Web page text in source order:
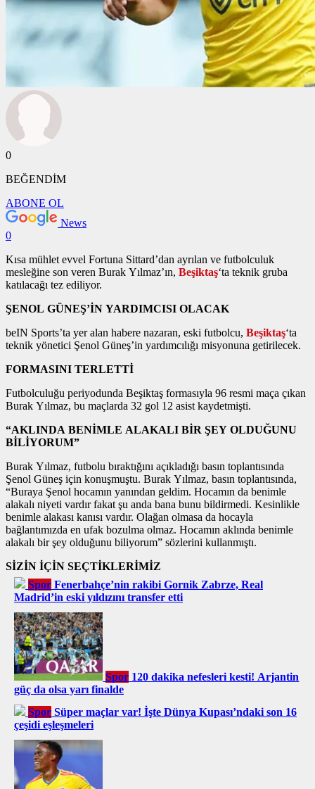
0
BEĞENDİM
ABONE OL
News
0
Kısa mühlet evvel Fortuna Sittard’dan ayrılan ve futbolculuk
mesleğine son veren Burak Yılmaz’ın, Beşiktaş‘ta teknik gruba
katılacağı tez ediliyor.
ŞENOL GÜNEŞ’İN YARDIMCISI OLACAK
beIN Sports’ta yer alan habere nazaran, eski futbolcu, Beşiktaş‘ta
teknik yönetici Şenol Güneş’in yardımcılığı misyonuna getirilecek.
FORMASINI TERLETTİ
Futbolculuğu periyodunda Beşiktaş formasıyla 96 resmi maça çıkan
Burak Yılmaz, bu maçlarda 32 gol 12 asist kaydetmişti.
“AKLINDA BENİMLE ALAKALI BİR ŞEY OLDUĞUNU
BİLİYORUM”
Burak Yılmaz, futbolu bıraktığını açıkladığı basın toplantısında
Şenol Güneş için konuşmuştu. Burak Yılmaz, basın toplantısında,
“Buraya Şenol hocamın yanından geldim. Hocamın da benimle
alakalı niyeti vardır fakat şu anda bana bunu bildirmedi. Kesinlikle
benimle alakası kanısı vardır. Olağan olmasa da hocayla
bağlantımızda en ufak bozulma olmaz. Hocamın aklında benimle
alakalı bir şey olduğunu biliyorum” sözlerini kullanmıştı.
SİZİN İÇİN SEÇTİKLERİMİZ
Spor Fenerbahçe’nin rakibi Gornik Zabrze, Real
Madrid’in eski yıldızını transfer etti
Spor 120 dakika nefesleri kesti! Arjantin
güç da olsa yarı finalde
Spor Süper maçlar var! İşte Dünya Kupası’ndaki son 16
çeşidi eşleşmeleri